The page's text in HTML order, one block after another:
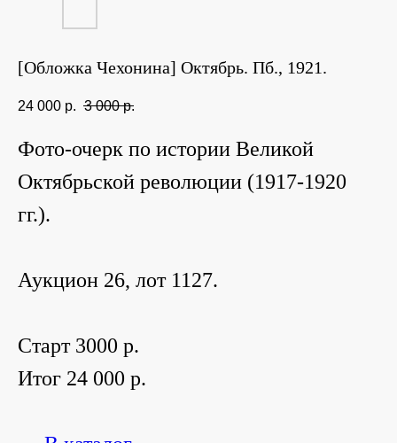
[Обложка Чехонина] Октябрь. Пб., 1921.
24 000 р. 3 000 р.
Фото-очерк по истории Великой
Октябрьской революции (1917-1920
гг.).
Аукцион 26, лот 1127.
Старт 3000 р.
Итог 24 000 р.